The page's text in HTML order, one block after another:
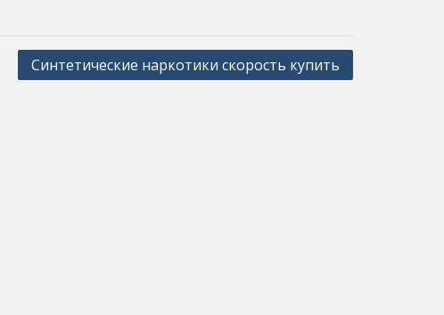
Синтетические наркотики скорость купить